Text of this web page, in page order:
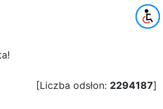
[Liczba odsłon: 2294187]